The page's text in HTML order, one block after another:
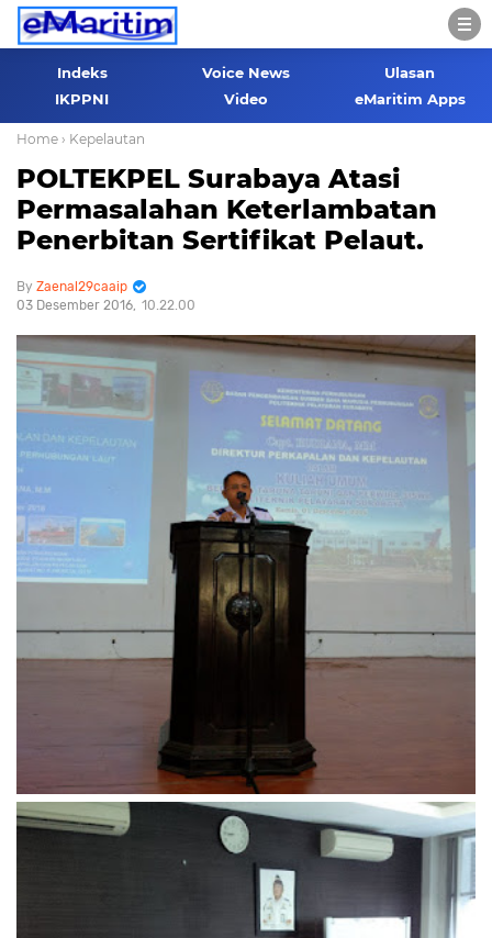
Indeks Voice News
Ulasan
IKPPNI
Video eMaritim Apps
Home › Kepelautan
POLTEKPEL Surabaya Atasi
Permasalahan Keterlambatan
Penerbitan Sertifikat Pelaut.
Zaenal29caaip
03 Desember 2016 10.22.00